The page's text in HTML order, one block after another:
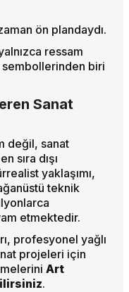
ön plandaydı.
ressam
sembollerinden biri
Sanat
değil, sanat
sıra dışı
yaklaşımı,
teknik
etmektedir.
profesyonel yağlı
projeleri için
Art
.